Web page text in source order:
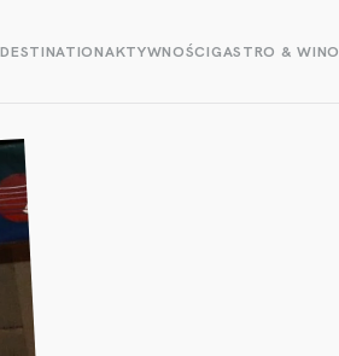
DESTINATIONAKTYWNOŚCIGASTRO & WINO